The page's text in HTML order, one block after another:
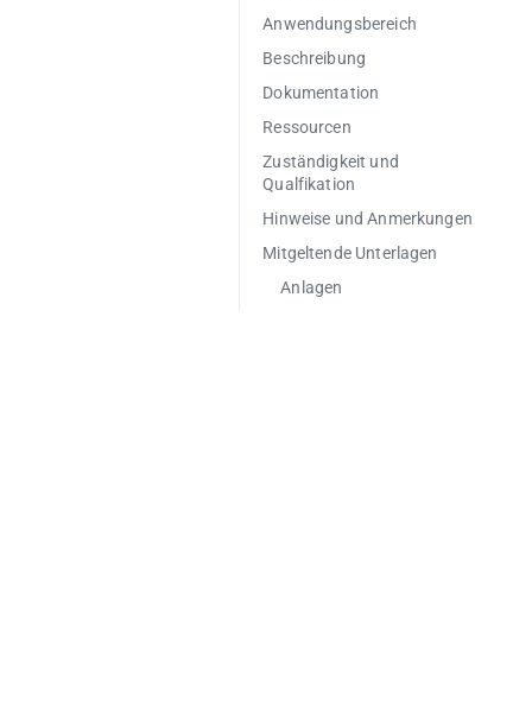
Anwendungsbereich
Beschreibung
Dokumentation
Ressourcen
Zuständigkeit und
Qualfikation
Hinweise und Anmerkungen
Mitgeltende Unterlagen
Anlagen